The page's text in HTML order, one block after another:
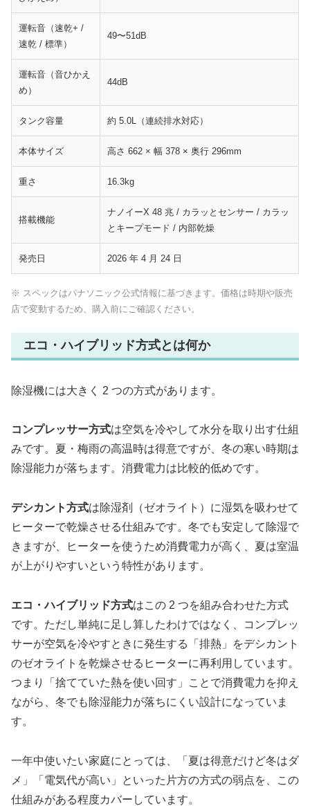
運転音（速乾+ /
速乾 / 標準）
49〜51dB
運転音（音ひかえ
め）
44dB
タンク容量 約 5.0L（連続排水対応）
本体サイズ 高さ 662 × 幅 378 × 奥行 296mm
重さ 16.3kg
搭載機能
ナノイーX 48 兆 / カラッとセンサー / カラッ
とキープモード / 内部乾燥
発売日 2026 年 4 月 24 日
※ スペックはパナソニック公式情報に基づきます。価格は時期や販売
店で変動するため、購入前にご確認ください。
エコ・ハイブリッド方式とは何か
除湿機には大きく 2 つの方式があります。
コンプレッサー方式は空気を冷やして水分を取り出す仕組
みです。夏・梅雨の高温時は得意ですが、冬の寒い時期は
除湿能力が落ちます。消費電力は比較的低めです。
デシカント方式は除湿剤（ゼオライト）に湿気を吸わせて
ヒーターで乾燥させる仕組みです。冬でも安定して除湿で
きますが、ヒーターを使うため消費電力が高く、夏は室温
が上がりやすいという特性があります。
エコ・ハイブリッド方式はこの 2 つを組み合わせた方式
です。ただし単純に足し算したわけではなく、コンプレッ
サーが空気を冷やすときに発生する「排熱」をデシカント
のゼオライトを乾燥させるヒーターに再利用しています。
つまり「捨てていた熱を使い回す」ことで消費電力を抑え
ながら、冬でも除湿能力が落ちにくい設計になっていま
す。
一年中使いたい家庭にとっては、「夏は得意だけど冬はダ
メ」「電気代が高い」といった片方の方式の弱点を、この
仕組みがある程度カバーしています。